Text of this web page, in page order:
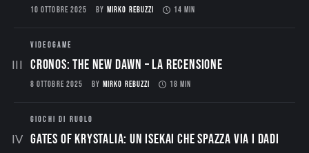
10 OTTOBRE 2025 BY MIRKO REBUZZI 14 MIN
VIDEOGAME
CRONOS: THE NEW DAWN – La Recensione
8 OTTOBRE 2025 BY MIRKO REBUZZI 18 MIN
GIOCHI DI RUOLO
Gates of Krystalia: Un Isekai che spazza via i dadi